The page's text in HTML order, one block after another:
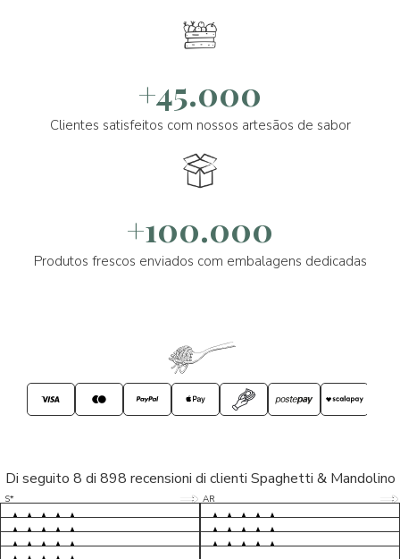
+45.000
Clientes satisfeitos com nossos artesãos de sabor
+100.000
Produtos frescos enviados com embalagens dedicadas
Di seguito 8 di 898 recensioni di clienti Spaghetti & Mandolino
S* 5/5
Tutto ok. Consegna celere , pacco
perfetto, formaggio arrivato in
LP 5/5
Ottimi formaggi vegani, consegna
M* 5/5
MC 5/5
AR 5/5
esperienza sicuramente positiva,
D* 5/5
S* 5/5